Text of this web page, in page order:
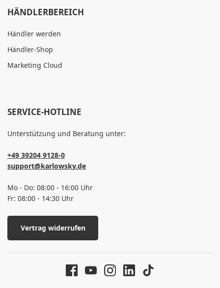
HÄNDLERBEREICH
Händler werden
Händler-Shop
Marketing Cloud
SERVICE-HOTLINE
Unterstützung und Beratung unter:
+49 39204 9128-0
support@karlowsky.de
Mo - Do: 08:00 - 16:00 Uhr
Fr: 08:00 - 14:30 Uhr
Vertrag widerrufen